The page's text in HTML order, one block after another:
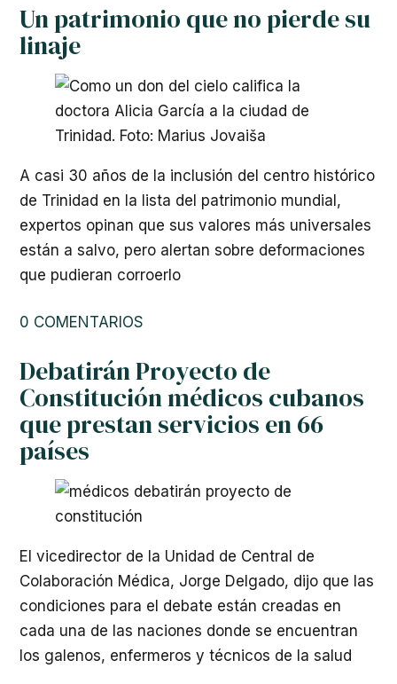
Un patrimonio que no pierde su
linaje
A casi 30 años de la inclusión del centro histórico
de Trinidad en la lista del patrimonio mundial,
expertos opinan que sus valores más universales
están a salvo, pero alertan sobre deformaciones
que pudieran corroerlo
0 COMENTARIOS
Debatirán Proyecto de
Constitución médicos cubanos
que prestan servicios en 66
países
El vicedirector de la Unidad de Central de
Colaboración Médica, Jorge Delgado, dijo que las
condiciones para el debate están creadas en
cada una de las naciones donde se encuentran
los galenos, enfermeros y técnicos de la salud